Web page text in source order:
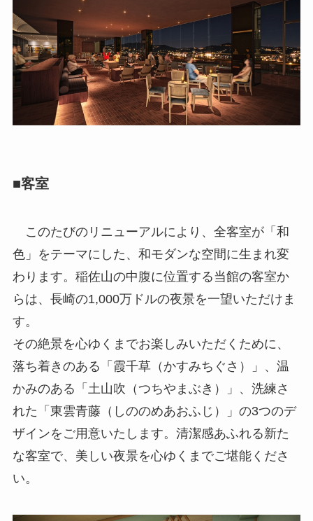
■客室
このたびのリニューアルにより、全客室が「和
色」をテーマにした、和モダンな空間に生まれ変
わります。稲佐山の中腹に位置する当館の客室か
らは、長崎の1,000万ドルの夜景を一望いただけま
す。
その絶景を心ゆくまでお楽しみいただくために、
落ち着きのある「霞千草（かすみちぐさ）」、温
かみのある「土山吹（つちやまぶき）」、洗練さ
れた「東雲青藤（しののめあおふじ）」の3つのデ
ザインをご用意いたします。清潔感あふれる新た
な客室で、美しい夜景を心ゆくまでご堪能くださ
い。